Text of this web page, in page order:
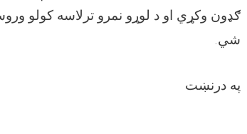
ګډون وکړي او د لوړو نمرو ترلاسه کولو
شي.
په درنښت